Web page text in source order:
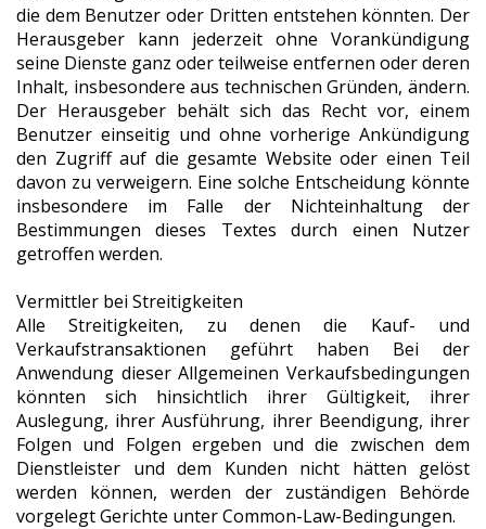
die dem Benutzer oder Dritten entstehen könnten. Der
Herausgeber kann jederzeit ohne Vorankündigung
seine Dienste ganz oder teilweise entfernen oder deren
Inhalt, insbesondere aus technischen Gründen, ändern.
Der Herausgeber behält sich das Recht vor, einem
Benutzer einseitig und ohne vorherige Ankündigung
den Zugriff auf die gesamte Website oder einen Teil
davon zu verweigern. Eine solche Entscheidung könnte
insbesondere im Falle der Nichteinhaltung der
Bestimmungen dieses Textes durch einen Nutzer
getroffen werden.
Vermittler bei Streitigkeiten
Alle Streitigkeiten, zu denen die Kauf- und
Verkaufstransaktionen geführt haben Bei der
Anwendung dieser Allgemeinen Verkaufsbedingungen
könnten sich hinsichtlich ihrer Gültigkeit, ihrer
Auslegung, ihrer Ausführung, ihrer Beendigung, ihrer
Folgen und Folgen ergeben und die zwischen dem
Dienstleister und dem Kunden nicht hätten gelöst
werden können, werden der zuständigen Behörde
vorgelegt Gerichte unter Common-Law-Bedingungen.